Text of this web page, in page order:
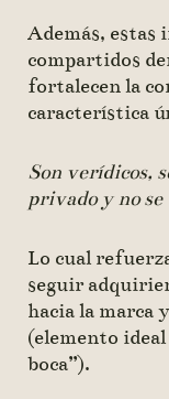
Además, estas
compartidos
fortalecen la
característica
Son verídicos,
privado y no
Lo cual
seguir
hacia la marca
(elemento
boca”).